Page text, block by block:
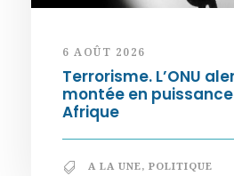
6 AOÛT 2026
Terrorisme. L’ONU
montée en
Afrique
A LA UNE, POLITIQUE